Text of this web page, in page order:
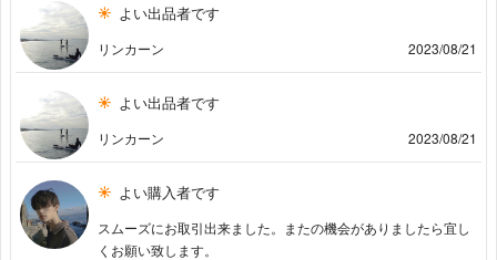
よい出品者です
リンカーン 2023/08/21
よい出品者です
リンカーン 2023/08/21
よい購入者です
スムーズにお取引出来ました。またの機会がありましたら宜し
くお願い致します。